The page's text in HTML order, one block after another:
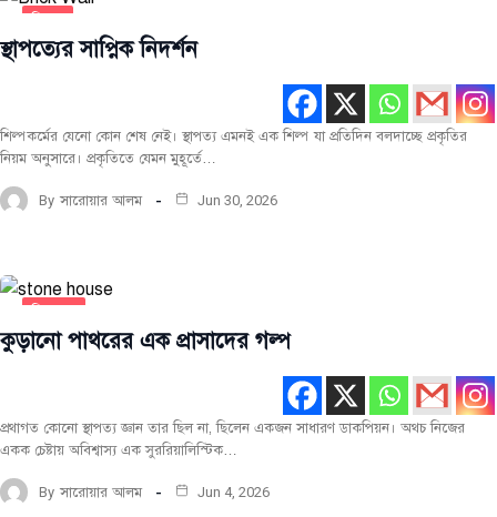
বিচিত্র
স্থাপত্যের সাপ্নিক নিদর্শন
শিল্পকর্মের যেনো কোন শেষ নেই। স্থাপত্য এমনই এক শিল্প যা প্রতিদিন বলদাচ্ছে প্রকৃতির
নিয়ম অনুসারে। প্রকৃতিতে যেমন মুহূর্তে…
By সারোয়ার আলম Jun 30, 2026
বিচিত্র
কুড়ানো পাথরের এক প্রাসাদের গল্প
প্রথাগত কোনো স্থাপত্য জ্ঞান তার ছিল না, ছিলেন একজন সাধারণ ডাকপিয়ন। অথচ নিজের
একক চেষ্টায় অবিশ্বাস্য এক সুররিয়ালিস্টিক…
By সারোয়ার আলম Jun 4, 2026